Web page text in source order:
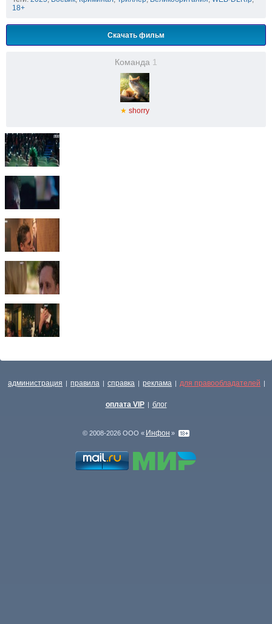
18+
Скачать фильм
Команда 1
★ shorry
администрация | правила | справка | реклама | для правообладателей |
оплата VIP | блог
© 2008-2026 ООО « Инфон »